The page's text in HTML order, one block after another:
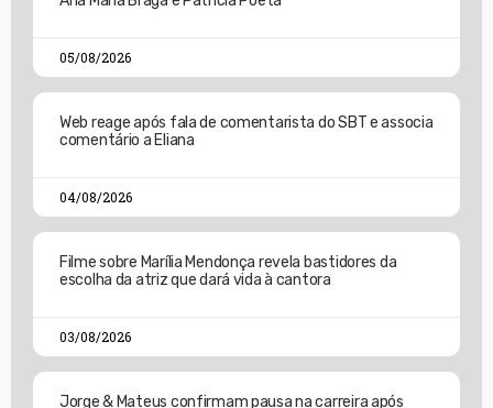
05/08/2026
Web reage após fala de comentarista do SBT e associa
comentário a Eliana
04/08/2026
Filme sobre Marília Mendonça revela bastidores da
escolha da atriz que dará vida à cantora
03/08/2026
Jorge & Mateus confirmam pausa na carreira após